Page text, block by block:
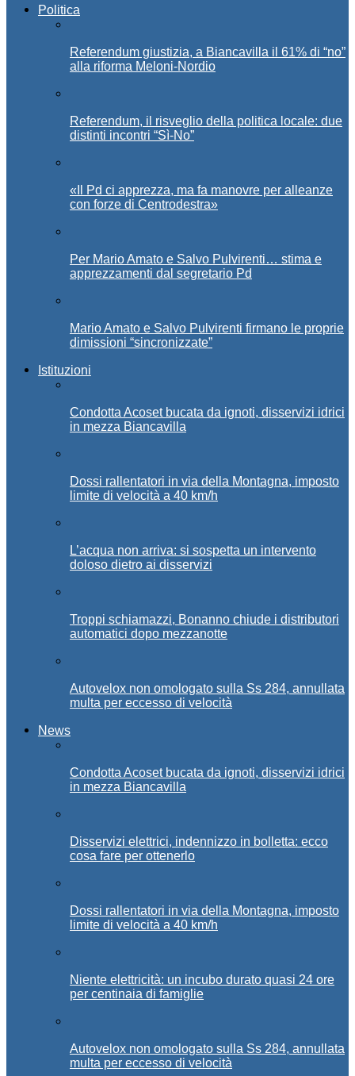
Politica
Referendum giustizia, a Biancavilla il 61% di “no”
alla riforma Meloni-Nordio
Referendum, il risveglio della politica locale: due
distinti incontri “Sì-No”
«Il Pd ci apprezza, ma fa manovre per alleanze
con forze di Centrodestra»
Per Mario Amato e Salvo Pulvirenti… stima e
apprezzamenti dal segretario Pd
Mario Amato e Salvo Pulvirenti firmano le proprie
dimissioni “sincronizzate”
Istituzioni
Condotta Acoset bucata da ignoti, disservizi idrici
in mezza Biancavilla
Dossi rallentatori in via della Montagna, imposto
limite di velocità a 40 km/h
L’acqua non arriva: si sospetta un intervento
doloso dietro ai disservizi
Troppi schiamazzi, Bonanno chiude i distributori
automatici dopo mezzanotte
Autovelox non omologato sulla Ss 284, annullata
multa per eccesso di velocità
News
Condotta Acoset bucata da ignoti, disservizi idrici
in mezza Biancavilla
Disservizi elettrici, indennizzo in bolletta: ecco
cosa fare per ottenerlo
Dossi rallentatori in via della Montagna, imposto
limite di velocità a 40 km/h
Niente elettricità: un incubo durato quasi 24 ore
per centinaia di famiglie
Autovelox non omologato sulla Ss 284, annullata
multa per eccesso di velocità